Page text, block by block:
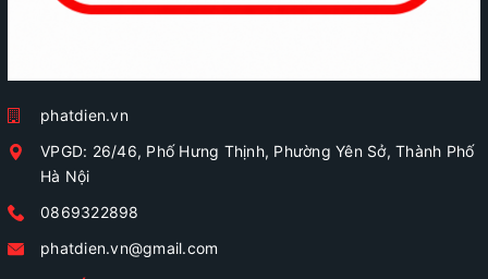
phatdien.vn
VPGD: 26/46, Phố Hưng Thịnh, Phường Yên Sở, Thành Phố
Hà Nội
0869322898
phatdien.vn@gmail.com